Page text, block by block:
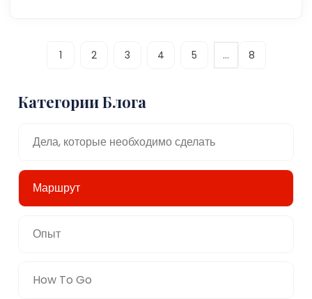
1 2 3 4 5 ... 8
Категории Блога
Дела, которые необходимо сделать
Маршрут
Опыт
How To Go